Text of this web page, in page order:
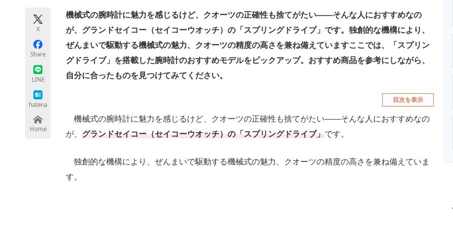
ちょっと気になるネットの話題
X
Share
LINE
hatena
Home
機械式の腕時計に魅力を感じるけど、クオーツの正確性も捨てがたい――そんな人におすすめなの
が、グランドセイコー（セイコーウオッチ）の「スプリングドライブ」です。独創的な機構により、
ぜんまいで駆動する機械式の魅力、クオーツの精度の高さを兼ね備えていますここでは、「スプリン
グドライブ」を搭載した腕時計のおすすめモデルをピックアップ。おすすめ商品を参考にしながら、
自分に合ったものを見つけてみてください。
目次を表示
機械式の腕時計に魅力を感じるけど、クオーツの正確性も捨てがたい――そんな人におすすめなの
が、 グランドセイコー（セイコーウオッチ）の「スプリングドライブ」です。
独創的な機構により、ぜんまいで駆動する機械式の魅力、クオーツの精度の高さを兼ね備えていま
す。